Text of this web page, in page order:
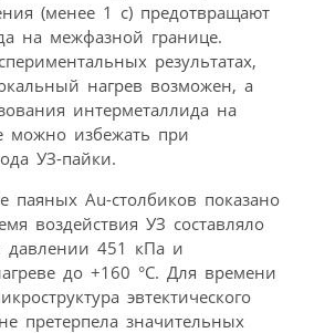
(менее 1 с) предотвращают
на межфазной границе.
результатах,
нагрев возможен, а
интерметаллида на
можно избежать при
УЗ-пайки.
паяных Au-столбиков показано
воздействия УЗ составляло
451 кПа и
до +160 °С. Для времени
эвтектического
претерпела значительных